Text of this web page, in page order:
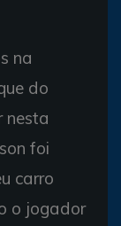
na
do
nesta
foi
carro
o jogador